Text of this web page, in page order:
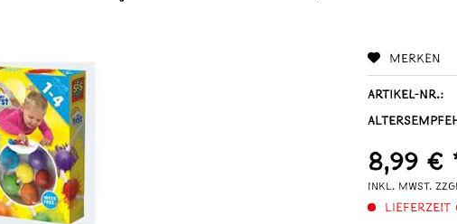
Merken
Artikel-Nr.:
8,99 €
inkl. MwSt.
Lieferzeit